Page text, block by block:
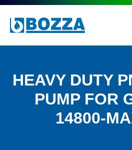
HEAVY DUTY
PUMP FOR
14800-